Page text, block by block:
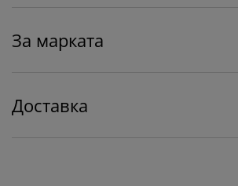
За марката
Доставка